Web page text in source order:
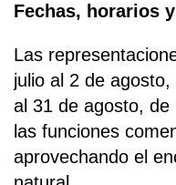
Fechas, horarios
Las
julio al 2 de
al 31 de agosto, de
las funciones
aprovechando el